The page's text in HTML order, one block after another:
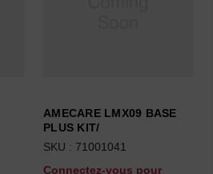
AMECARE LMX09 BASE
PLUS KIT/
SKU : 71001041
Connectez-vous pour